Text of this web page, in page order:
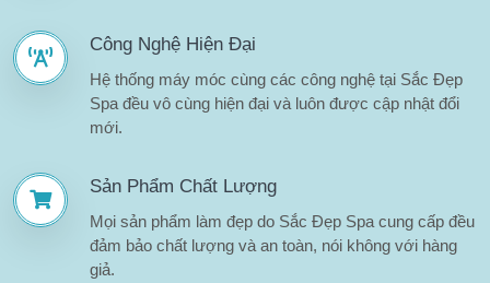
Công Nghệ Hiện Đại
Hệ thống máy móc cùng các công nghệ tại Sắc Đẹp
Spa đều vô cùng hiện đại và luôn được cập nhật đổi
mới.
Sản Phẩm Chất Lượng
Mọi sản phẩm làm đẹp do Sắc Đẹp Spa cung cấp đều
đảm bảo chất lượng và an toàn, nói không với hàng
giả.